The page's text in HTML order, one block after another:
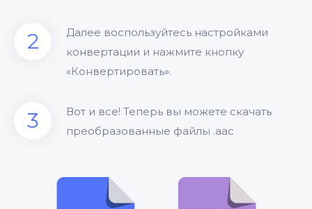
2
Далее воспользуйтесь настройками
конвертации и нажмите кнопку
«Конвертировать».
3
Вот и все! Теперь вы можете скачать
преобразованные файлы .aac